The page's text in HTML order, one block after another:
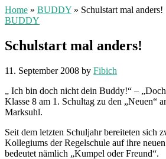
Home » BUDDY » Schulstart mal anders!
BUDDY
Schulstart mal anders!
11. September 2008 by Fibich
„ Ich bin doch nicht dein Buddy!“ –
Klasse 8 am 1. Schultag zu den „Neuen“
Marksuhl.
Seit dem letzten Schuljahr bereiteten sich
Kollegiums der Regelschule auf ihre
bedeutet nämlich „Kumpel oder Freund“.